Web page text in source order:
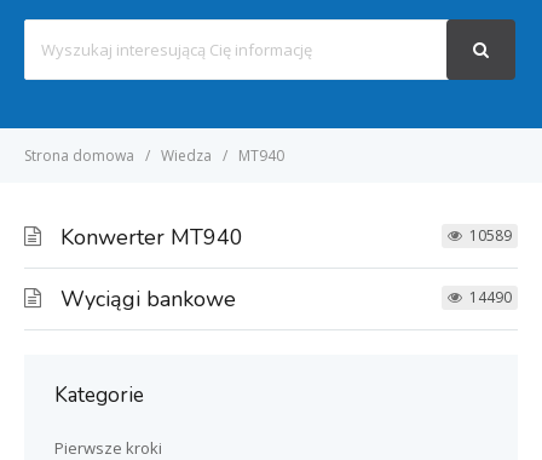
For
Strona domowa Wiedza MT940
Konwerter MT940 10589
Wyciągi bankowe 14490
Kategorie
Pierwsze kroki